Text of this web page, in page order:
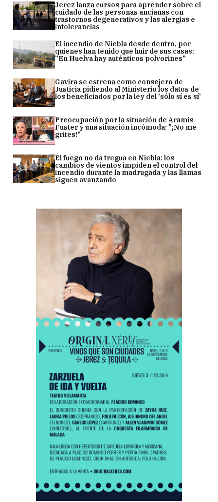
Jerez lanza cursos para aprender sobre el
cuidado de las personas ancianas con
trastornos degenerativos y las alergias e
intolerancias
El incendio de Niebla desde dentro, por
quienes han tenido que huir de sus casas:
"En Huelva hay auténticos polvorines"
Gavira se estrena como consejero de
Justicia pidiendo al Ministerio los datos de
los beneficiados por la ley del 'sólo sí es sí'
Preocupación por la situación de Aramis
Fuster y una situación incómoda: "¡No me
grites!"
El fuego no da tregua en Niebla: los
cambios de vientos impiden el control del
incendio durante la madrugada y las llamas
siguen avanzando